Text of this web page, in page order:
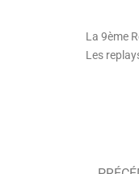
La 9ème
Les